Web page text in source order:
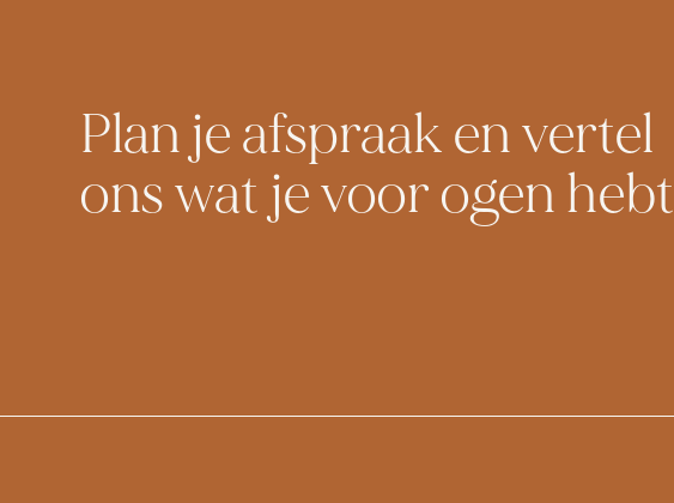
Plan je afspraak en vertel
ons wat je voor ogen hebt